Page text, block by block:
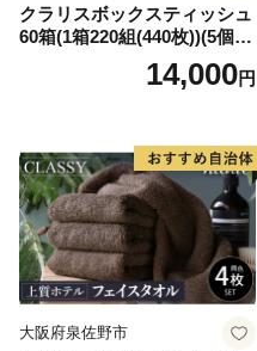
クラリスボックスティッシュ
60箱(1箱220組(440枚))(5個入
り×12セット)【1256759】
14,000円
大阪府泉佐野市